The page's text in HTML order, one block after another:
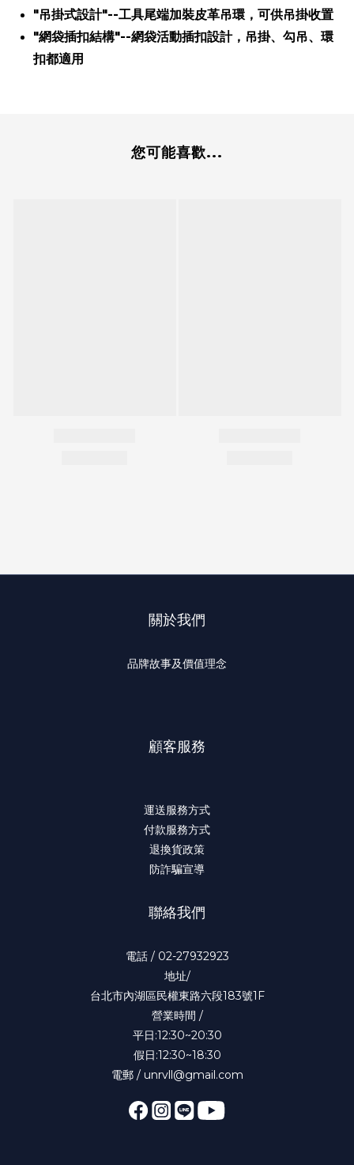
"吊掛式設計"--工具尾端加裝皮革吊環，可供吊掛收置
"網袋插扣結構"--網袋活動插扣設計，吊掛、勾吊、環
扣都適用
您可能喜歡...
關於我們
品牌故事及價值理念
顧客服務
運送服務方式
付款服務方式
退換貨政策
防詐騙宣導
聯絡我們
電話 / 02-27932923
地址/
台北市內湖區民權東路六段183號1F
營業時間 /
平日:12:30~20:30
假日:12:30~18:30
電郵 / unrvll@gmail.com